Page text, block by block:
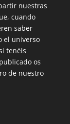
nuestras
cuando
saber
el universo
tenéis
os
de nuestro